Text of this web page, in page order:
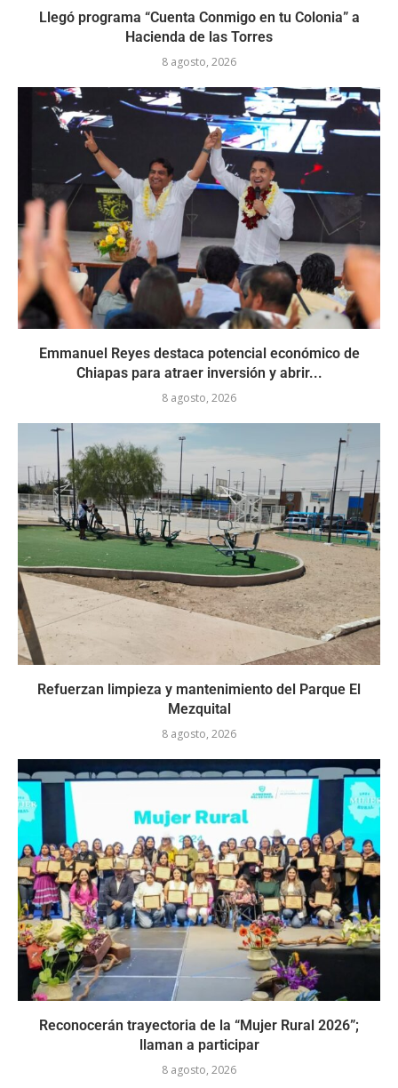
Llegó programa “Cuenta Conmigo en tu Colonia” a
Hacienda de las Torres
8 agosto, 2026
Emmanuel Reyes destaca potencial económico de
Chiapas para atraer inversión y abrir...
8 agosto, 2026
Refuerzan limpieza y mantenimiento del Parque El
Mezquital
8 agosto, 2026
Reconocerán trayectoria de la “Mujer Rural 2026”;
llaman a participar
8 agosto, 2026